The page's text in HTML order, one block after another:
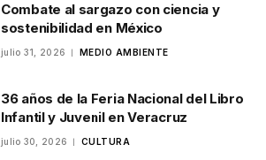
Combate al sargazo con ciencia y
sostenibilidad en México
julio 31, 2026 MEDIO AMBIENTE
36 años de la Feria Nacional del Libro
Infantil y Juvenil en Veracruz
julio 30, 2026 CULTURA